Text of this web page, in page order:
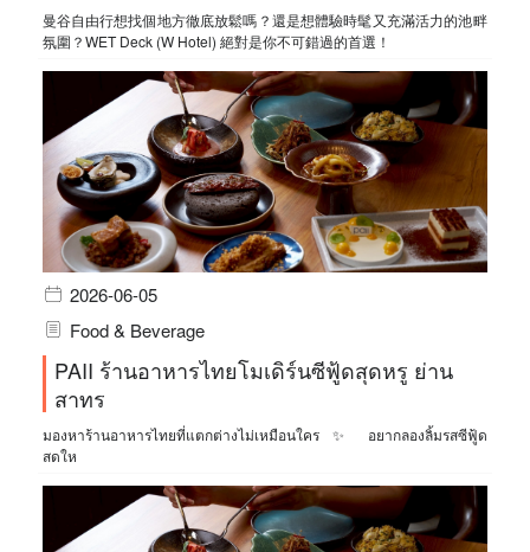
曼谷自由行想找個地方徹底放鬆嗎？還是想體驗時髦又充滿活力的池畔
氛圍？WET Deck (W Hotel) 絕對是你不可錯過的首選！
2026-06-05
Food & Beverage
PAII ร้านอาหารไทยโมเดิร์นซีฟู้ดสุดหรู ย่าน
สาทร
มองหาร้านอาหารไทยที่แตกต่างไม่เหมือนใคร ✨ อยากลองลิ้มรสซีฟู้ด
สดให